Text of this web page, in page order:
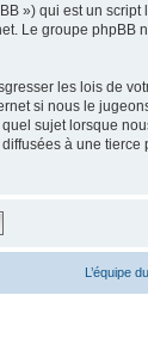
») qui est un
Le groupe phpBB
les lois de
si nous le
sujet lorsque
à une
L’équipe